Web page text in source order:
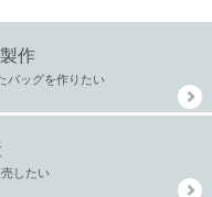
作
バッグを作りたい
したい